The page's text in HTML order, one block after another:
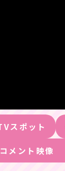
スポット
メント映像